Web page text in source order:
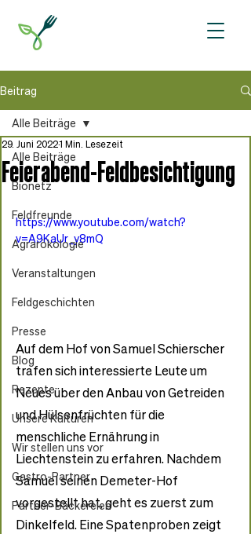
Beitrag
Alle Beiträge
Bionetz
Feldfreunde
Agrarökologie
Veranstaltungen
Feldgeschichten
Presse
Blog
Rezepte
Unsere Kulturen
Wir stellen uns vor
Gastro-Partner
Partner-Bäckereien
Alle Beiträge
Feierabend-Feldbesichtigung
29. Juni 20221 Min. Lesezeit
https://www.youtube.com/watch?
v=A9KaUr_y8mQ
Auf dem Hof von Samuel Schierscher
trafen sich interessierte Leute um
Neues über den Anbau von Getreiden
und Hülsenfrüchten für die
menschliche Ernährung in
Liechtenstein zu erfahren. Nachdem
Samuel seinen Demeter-Hof
vorgestellt hat, geht es zuerst zum
Dinkelfeld. Eine Spatenproben zeigt